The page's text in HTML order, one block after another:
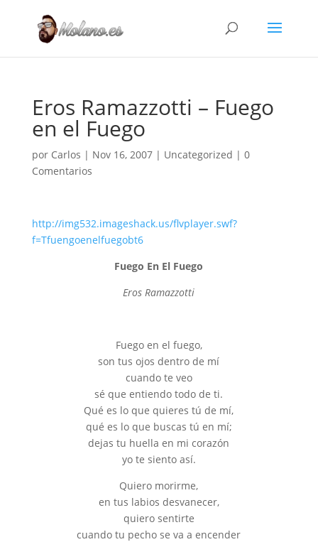
Eros Ramazzotti – Fuego
en el Fuego
por Carlos | Nov 16, 2007| Uncategorized | 0
Comentarios
http://img532.imageshack.us/flvplayer.swf?
f=Tfuengoenelfuegobt6
Fuego En El Fuego
Eros Ramazzotti
Fuego en el fuego,
son tus ojos dentro de mí
cuando te veo
sé que entiendo todo de ti.
Qué es lo que quieres tú de mí,
qué es lo que buscas tú en mí;
dejas tu huella en mi corazón
yo te siento así.
Quiero morirme,
en tus labios desvanecer,
quiero sentirte
cuando tu pecho se va a encender